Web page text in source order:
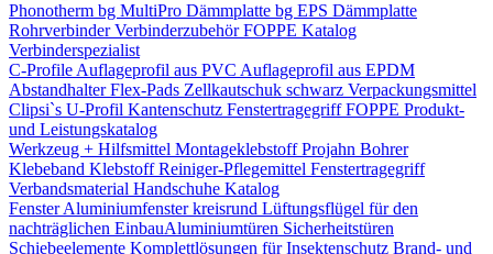
Phonotherm bg MultiPro Dämmplatte bg EPS Dämmplatte
Rohrverbinder Verbinderzubehör FOPPE Katalog
Verbinderspezialist
C-Profile Auflageprofil aus PVC Auflageprofil aus EPDM
Abstandhalter Flex-Pads Zellkautschuk schwarz Verpackungsmittel
Clipsi`s U-Profil Kantenschutz Fenstertragegriff FOPPE Produkt-
und Leistungskatalog
Werkzeug + Hilfsmittel Montageklebstoff Projahn Bohrer
Klebeband Klebstoff Reiniger-Pflegemittel Fenstertragegriff
Verbandsmaterial Handschuhe Katalog
Fenster Aluminiumfenster kreisrund Lüftungsflügel für den
nachträglichen Einbau​Aluminiumtüren Sicherheitstüren
Schiebeelemente Komplettlösungen für Insektenschutz Brand- und